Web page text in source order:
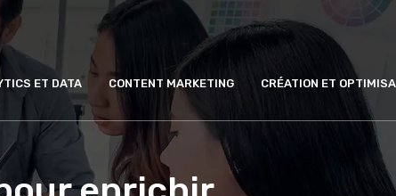
ET DATA CONTENT MARKETING CRÉATION ET